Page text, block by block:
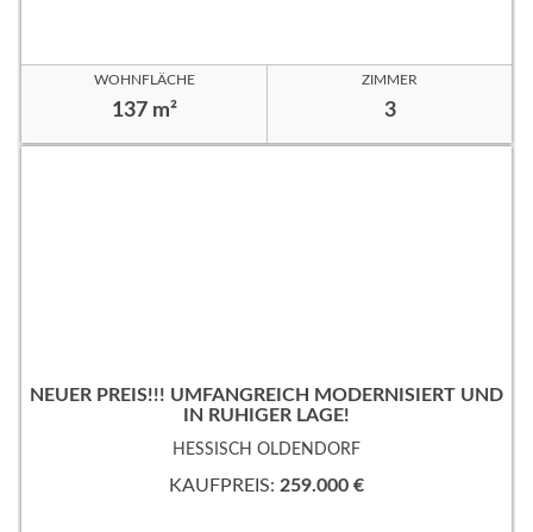
WOHNFLÄCHE
137 m²
ZIMMER
3
NEUER PREIS!!! UMFANGREICH MODERNISIERT UND
IN RUHIGER LAGE!
HESSISCH OLDENDORF
KAUFPREIS: 259.000 €